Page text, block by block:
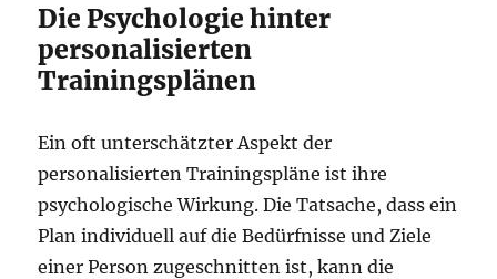
Die Psychologie hinter
personalisierten
Trainingsplänen
Ein oft unterschätzter Aspekt der
personalisierten Trainingspläne ist ihre
psychologische Wirkung. Die Tatsache, dass ein
Plan individuell auf die Bedürfnisse und Ziele
einer Person zugeschnitten ist, kann die